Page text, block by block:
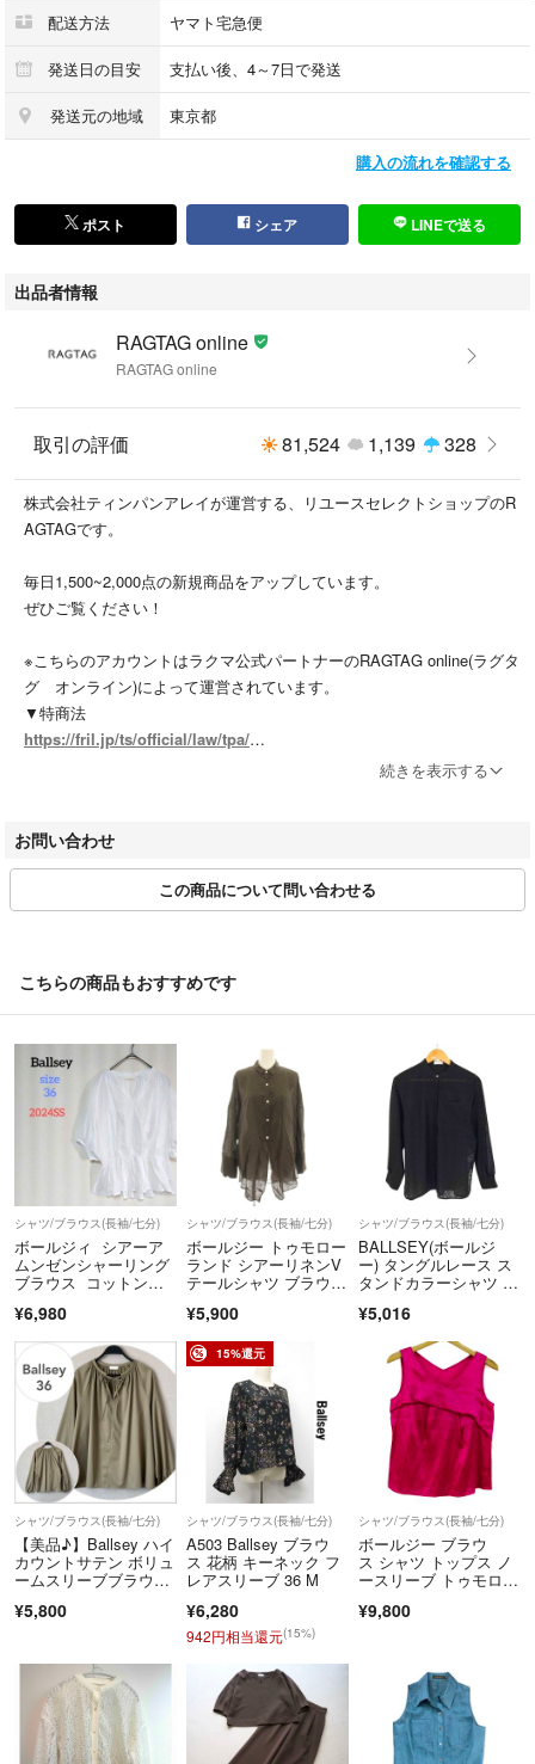
【コンディションについて】
商品の状態を下記の基準で表示しております。
内容をよくご確認ください。
・新品同様…新品または新品同様のもの ※
・A…汚れやダメージがない、またはあっても目立たないきれいなもの
・C…着用感があり、汚れやダメージがみられるもの
・D…汚れやダメージが目立つもの
商品以外に付属している袋や靴の箱等はコンディションには含まれており
また、汚れや破れ等の記載もしておりませんので予めご了承ください。
※新品同様では、裾上げ等お直しがしてある場合もございます。
#RAGTAGonline
#レディース_RAGTAGonline
#Ballsey_ボールジー_レディース_RAGTAGonline
#ブラウス_レディース_RAGTAGonline
こちらの商品はラクマ公式パートナーのRAGTAGによって出品されていま
す。
配送方法 ヤマト宅急便
発送日の目安 支払い後、4～7日で発送
発送元の地域 東京都
購入の流れを確認する
ポスト シェア LINEで送る
出品者情報
RAGTAG online
RAGTAG online
取引の評価 81,524 1,139 328
株式会社ティンパンアレイが運営する、リユースセレクトショップのR
AGTAGです。
毎日1,500~2,000点の新規商品をアップしています。
ぜひご覧ください！
※こちらのアカウントはラクマ公式パートナーのRAGTAG online(ラグタ
グ オンライン)によって運営されています。
▼特商法
https://fril.jp/ts/official/law/tpa/
T7010001074003
/ RAGTAGニュウマン高輪店 / RAGTAGルミネ池袋店 / RAGTAG下北沢
TAGなんばパークス店 / RAGTAG神戸店 / RAGTAG広島店 / RAGTAG広
島府中店 / RAGTAG福岡店 / RAGTAG福岡パルコ店 /
rt銀座店 / rt名古屋店
続きを表示する
お問い合わせ
この商品について問い合わせる
こちらの商品もおすすめです
シャツ/ブラウス(長袖/七分)
ボールジィ シアーア
ムンゼンシャーリング
ブラウス コットンレ
¥6,980
シャツ/ブラウス(長袖/七分)
ボールジー トゥモロー
ランド シアーリネンV
テールシャツ ブラウ
¥5,900
シャツ/ブラウス(長袖/七分)
BALLSEY(ボールジ
ー) タングルレース ス
タンドカラーシャツ レ
¥5,016
シャツ/ブラウス(長袖/七分)
【美品♪】Ballsey ハイ
カウントサテン ボリュ
ームスリーブブラウ
¥5,800
15%還元
シャツ/ブラウス(長袖/七分)
A503 Ballsey ブラウ
ス 花柄 キーネック フ
レアスリーブ 36 M
¥6,280
942円相当還元(15%)
シャツ/ブラウス(長袖/七分)
ボールジー ブラウ
ス シャツ トップス ノ
ースリーブ トゥモロー
サイズ ピンク BALLS
¥9,800